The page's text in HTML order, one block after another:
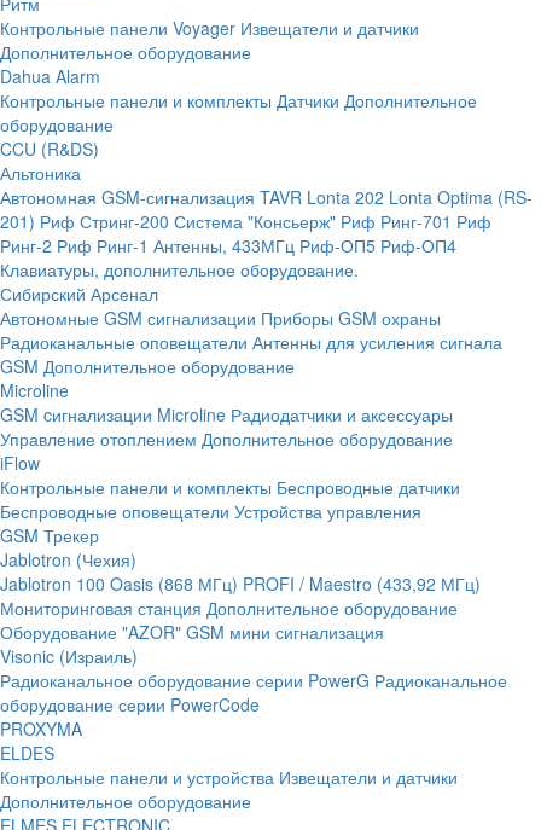
Контрольные панели Voyager Извещатели и датчики
Дополнительное оборудование
Dahua Alarm
Контрольные панели и комплекты Датчики Дополнительное
оборудование
CCU (R&DS)
Альтоника
Автономная GSM-сигнализация TAVR Lonta 202 Lonta Optima (RS-
201) Риф Стринг-200 Система "Консьерж" Риф Ринг-701 Риф
Ринг-2 Риф Ринг-1 Антенны, 433МГц Риф-ОП5 Риф-ОП4
Клавиатуры, дополнительное оборудование.
Сибирский Арсенал
Автономные GSM сигнализации Приборы GSM охраны
Радиоканальные оповещатели Антенны для усиления сигнала
GSM Дополнительное оборудование
Microline
GSM cигнализации Microline Радиодатчики и аксессуары
Управление отоплением Дополнительное оборудование
iFlow
Контрольные панели и комплекты Беспроводные датчики
Беспроводные оповещатели Устройства управления
GSM Трекер
Jablotron (Чехия)
Jablotron 100 Oasis (868 МГц) PROFI / Maestro (433,92 МГц)
Мониторинговая станция Дополнительное оборудование
Оборудование "AZOR" GSM мини сигнализация
Visonic (Израиль)
Радиоканальное оборудование серии PowerG Радиоканальное
оборудование серии PowerCode
PROXYMA
ELDES
Контрольные панели и устройства Извещатели и датчики
Дополнительное оборудование